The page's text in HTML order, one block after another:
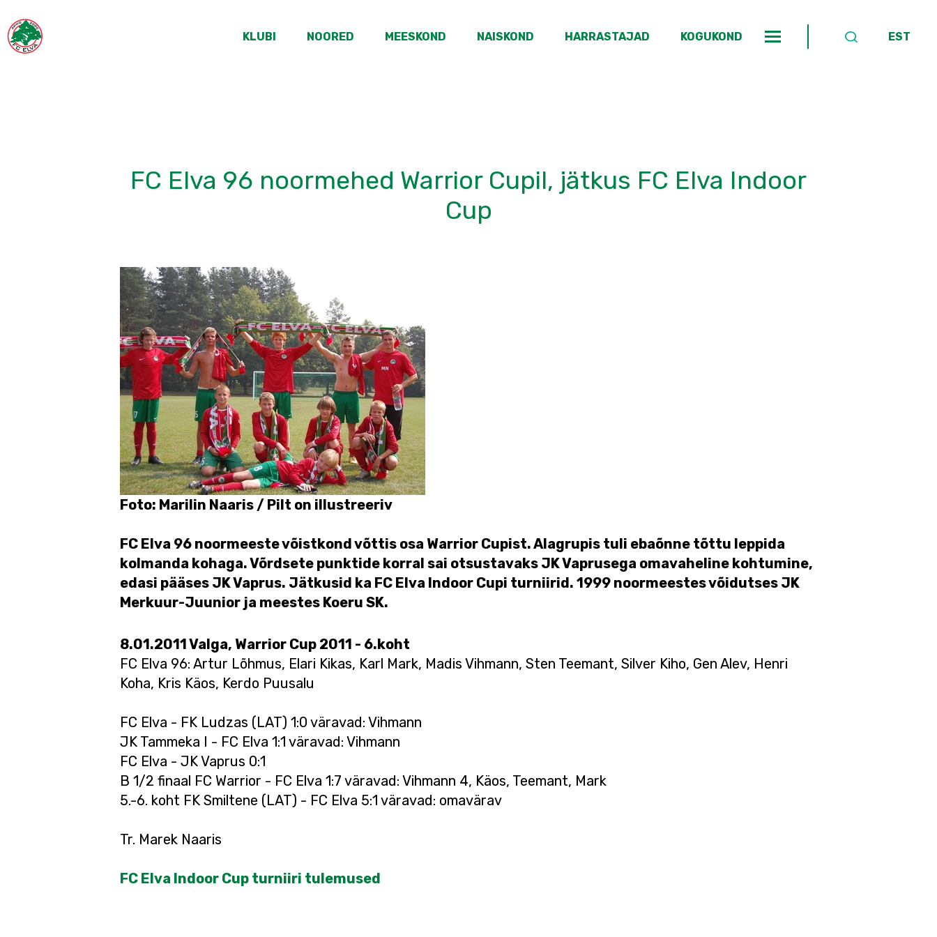
KLUBI NOORED MEESKOND NAISKOND HARRASTAJAD KOGUKOND EST
FC Elva 96 noormehed Warrior Cupil, jätkus FC Elva Indoor
Cup
Foto: Marilin Naaris / Pilt on illustreeriv
FC Elva 96 noormeeste võistkond võttis osa Warrior Cupist. Alagrupis tuli ebaõnne tõttu leppida
kolmanda kohaga. Võrdsete punktide korral sai otsustavaks JK Vaprusega omavaheline kohtumine,
edasi pääses JK Vaprus. Jätkusid ka FC Elva Indoor Cupi turniirid. 1999 noormeestes võidutses JK
Merkuur-Juunior ja meestes Koeru SK.
8.01.2011 Valga, Warrior Cup 2011 - 6.koht
FC Elva 96: Artur Lõhmus, Elari Kikas, Karl Mark, Madis Vihmann, Sten Teemant, Silver Kiho, Gen Alev, Henri
Koha, Kris Käos, Kerdo Puusalu
FC Elva - FK Ludzas (LAT) 1:0 väravad: Vihmann
JK Tammeka I - FC Elva 1:1 väravad: Vihmann
FC Elva - JK Vaprus 0:1
B 1/2 finaal FC Warrior - FC Elva 1:7 väravad: Vihmann 4, Käos, Teemant, Mark
5.-6. koht FK Smiltene (LAT) - FC Elva 5:1 väravad: omavärav
Tr. Marek Naaris
FC Elva Indoor Cup turniiri tulemused